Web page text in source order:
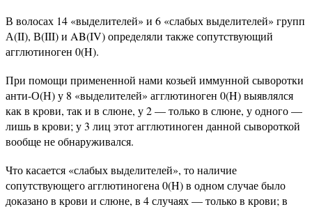
В волосах 14 «выделителей» и 6 «слабых выделителей» групп
А(II), В(III) и AB(IV) определяли также сопутствующий
агглютиноген 0(H).
При помощи примененной нами козьей иммунной сыворотки
анти-О(Н) у 8 «выделителей» агглютиноген 0(H) выявлялся
как в крови, так и в слюне, у 2 — только в слюне, у одного —
лишь в крови; у 3 лиц этот агглютиноген данной сывороткой
вообще не обнаруживался.
Что касается «слабых выделителей», то наличие
сопутствующего агглютиногена 0(H) в одном случае было
доказано в крови и слюне, в 4 случаях — только в крови; в